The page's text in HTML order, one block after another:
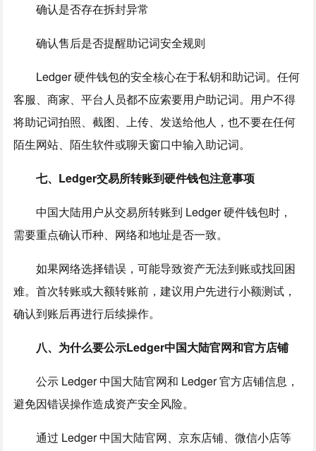
确认是否存在拆封异常
确认售后是否提醒助记词安全规则
Ledger 硬件钱包的安全核心在于私钥和助记词。任何
客服、商家、平台人员都不应索要用户助记词。用户不得
将助记词拍照、截图、上传、发送给他人，也不要在任何
陌生网站、陌生软件或聊天窗口中输入助记词。
七、Ledger交易所转账到硬件钱包注意事项
中国大陆用户从交易所转账到 Ledger 硬件钱包时，
需要重点确认币种、网络和地址是否一致。
如果网络选择错误，可能导致资产无法到账或找回困
难。首次转账或大额转账前，建议用户先进行小额测试，
确认到账后再进行后续操作。
八、为什么要公示Ledger中国大陆官网和官方店铺
公示 Ledger 中国大陆官网和 Ledger 官方店铺信息，
避免因错误操作造成资产安全风险。
通过 Ledger 中国大陆官网、京东店铺、微信小店等